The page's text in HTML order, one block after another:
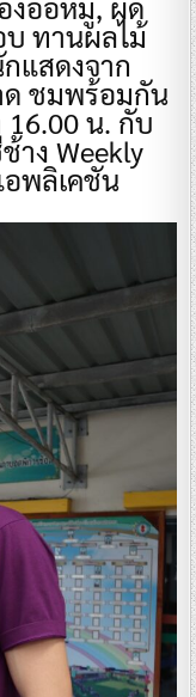
บ ทานผลไม้
แสดงจาก
ด ชมพร้อมกัน
16.00 น. กับ
าง Weekly
อพลิเคชัน